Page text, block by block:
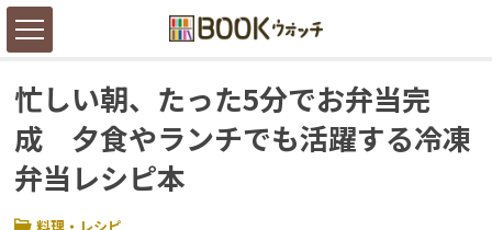
忙しい朝、たった5分でお弁当完
成 夕食やランチでも活躍する冷凍
弁当レシピ本